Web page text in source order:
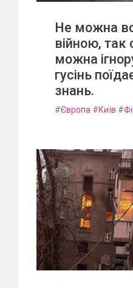
Не можна
війною, так
можна
гусінь
знань.
#Європа #Київ #